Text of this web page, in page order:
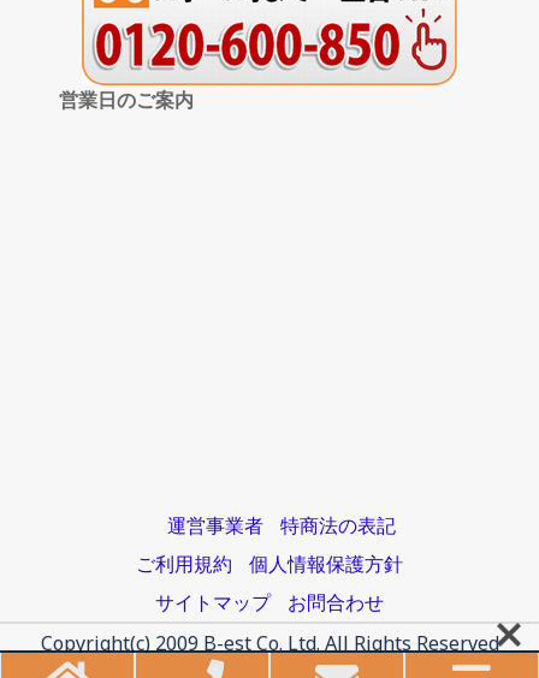
営業日のご案内
運営事業者
特商法の表記
ご利用規約
個人情報保護方針
サイトマップ
お問合わせ
Copyright(c) 2009 B-est Co. Ltd. All Rights Reserved